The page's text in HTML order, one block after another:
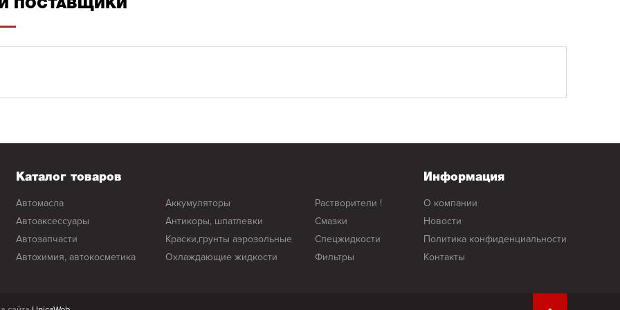
ПОСТАВЩИКИ
Каталог товаров
автомасла
автоаксессуары
автозапчасти
автохимия, автокосметика
аккумуляторы
антикоры, шпатлевки
краски,грунты аэрозольные
охлаждающие жидкости
растворители !
смазки
спецжидкости
фильтры
Информация
о компании
новости
политика конфиденциальности
контакты